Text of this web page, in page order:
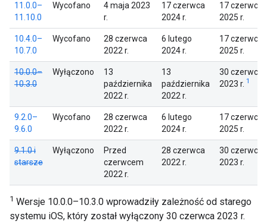
11.0.0–
11.10.0
Wycofano
4 maja 2023
r.
17 czerwca
2024 r.
17 czerwca
2025 r.
10.4.0–
10.7.0
Wycofano
28 czerwca
2022 r.
6 lutego
2024 r.
17 czerwca
2025 r.
10.0.0–
10.3.0
Wyłączono
13
października
2022 r.
13
października
2022 r.
30 czerwca
2023 r. 1
9.2.0–
9.6.0
Wycofano
28 czerwca
2022 r.
6 lutego
2024 r.
17 czerwca
2025 r.
9.1.0 i
starsze
Wyłączono
Przed
czerwcem
2022 r.
28 czerwca
2022 r.
30 czerwca
2023 r.
1 Wersje 10.0.0–10.3.0 wprowadziły zależność od starego
systemu iOS, który został wyłączony 30 czerwca 2023 r.